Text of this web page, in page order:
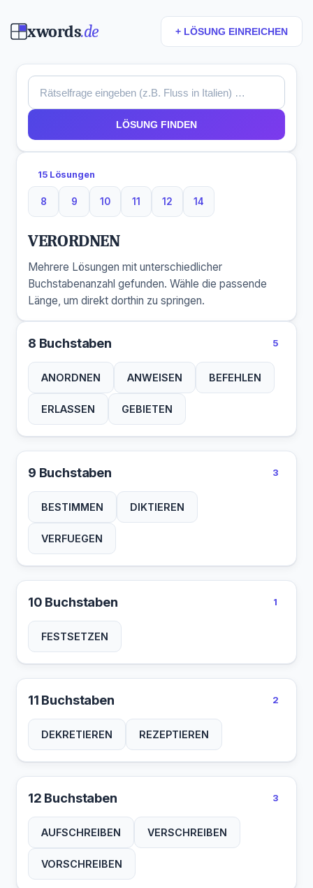
xwords.de + LÖSUNG EINREICHEN
LÖSUNG FINDEN
15 Lösungen
8
8 Buchstaben
9
9 Buchstaben
10
10 Buchstaben
11
11 Buchstaben
12
12 Buchstaben
14
14 Buchstaben
VERORDNEN
Mehrere Lösungen mit unterschiedlicher
Buchstabenanzahl gefunden. Wähle die passende
Länge, um direkt dorthin zu springen.
8 Buchstaben 5
ANORDNEN ANWEISEN BEFEHLEN
ERLASSEN GEBIETEN
9 Buchstaben 3
BESTIMMEN DIKTIEREN
VERFUEGEN
10 Buchstaben 1
FESTSETZEN
11 Buchstaben 2
DEKRETIEREN REZEPTIEREN
12 Buchstaben 3
AUFSCHREIBEN VERSCHREIBEN
VORSCHREIBEN